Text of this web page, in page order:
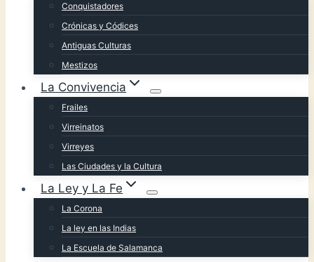
Conquistadores
Crónicas y Códices
Antiguas Culturas
Mestizos
La Convivencia
Frailes
Virreinatos
Virreyes
Las Ciudades y la Cultura
La Ley y La Fe
La Corona
La ley en las Indias
La Escuela de Salamanca